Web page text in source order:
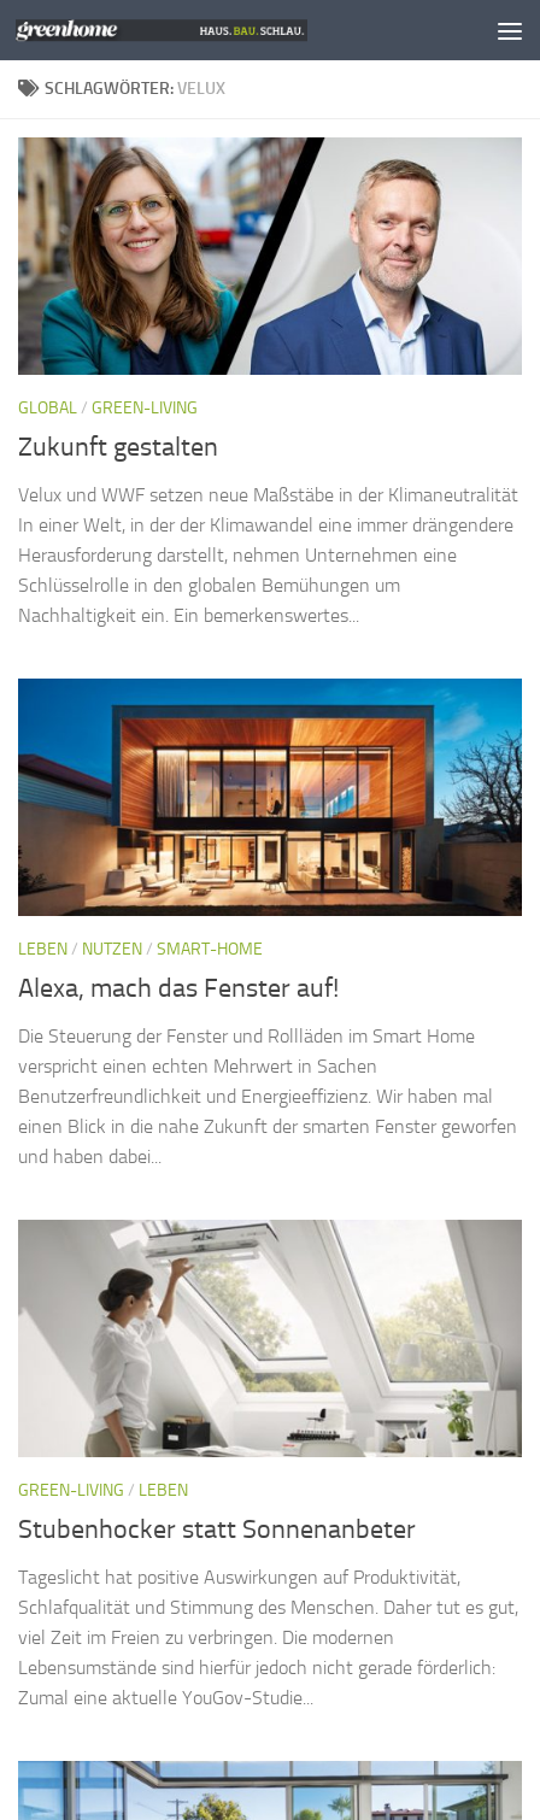
Zum Inhalt springen
SCHLAGWÖRTER:VELUX
GLOBAL/ GREEN-LIVING
Zukunft gestalten
Velux und WWF setzen neue Maßstäbe in der Klimaneutralität
In einer Welt, in der der Klimawandel eine immer drängendere
Herausforderung darstellt, nehmen Unternehmen eine
Schlüsselrolle in den globalen Bemühungen um
Nachhaltigkeit ein. Ein bemerkenswertes...
LEBEN/ NUTZEN/ SMART-HOME
Alexa, mach das Fenster auf!
Die Steuerung der Fenster und Rollläden im Smart Home
verspricht einen echten Mehrwert in Sachen
Benutzerfreundlichkeit und Energieeffizienz. Wir haben mal
einen Blick in die nahe Zukunft der smarten Fenster geworfen
und haben dabei...
GREEN-LIVING / LEBEN
Stubenhocker statt Sonnenanbeter
Tageslicht hat positive Auswirkungen auf Produktivität,
Schlafqualität und Stimmung des Menschen. Daher tut es gut,
viel Zeit im Freien zu verbringen. Die modernen
Lebensumstände sind hierfür jedoch nicht gerade förderlich:
Zumal eine aktuelle YouGov-Studie...